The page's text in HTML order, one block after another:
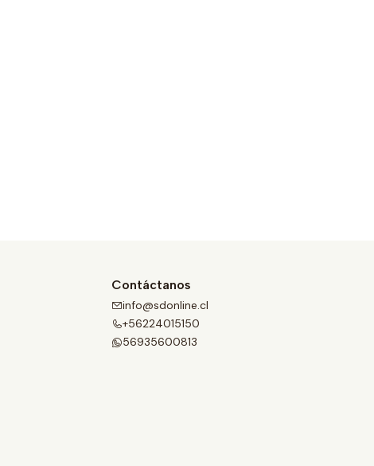
Contáctanos
info@sdonline.cl
+56224015150
56935600813